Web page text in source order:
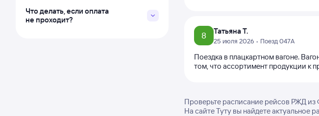
Что делать, если оплата
не проходит?
8 Татьяна Т.
25 июля 2026 • Поезд 047А
Поездка в плацкартном вагоне.
том, что ассортимент продукции к
Проверьте расписание рейсов РЖД
На сайте Туту вы найдете актуальное